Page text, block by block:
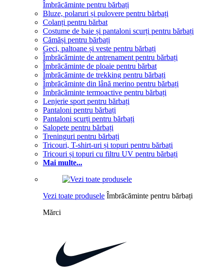
Îmbrăcăminte pentru bărbați
Bluze, polaruri și pulovere pentru bărbați
Colanți pentru bărbat
Costume de baie și pantaloni scurți pentru bărbați
Cămăși pentru bărbați
Geci, paltoane și veste pentru bărbați
Îmbrăcăminte de antrenament pentru bărbați
Îmbrăcăminte de ploaie pentru bărbat
Îmbrăcăminte de trekking pentru bărbați
Îmbrăcăminte din lână merino pentru bărbați
Îmbrăcăminte termoactive pentru bărbați
Lenjerie sport pentru bărbați
Pantaloni pentru bărbați
Pantaloni scurți pentru bărbați
Salopete pentru bărbați
Treninguri pentru bărbați
Tricouri, T-shirt-uri și topuri pentru bărbați
Tricouri și topuri cu filtru UV pentru bărbați
Mai multe...
Vezi toate produsele Îmbrăcăminte pentru bărbați
Mărci